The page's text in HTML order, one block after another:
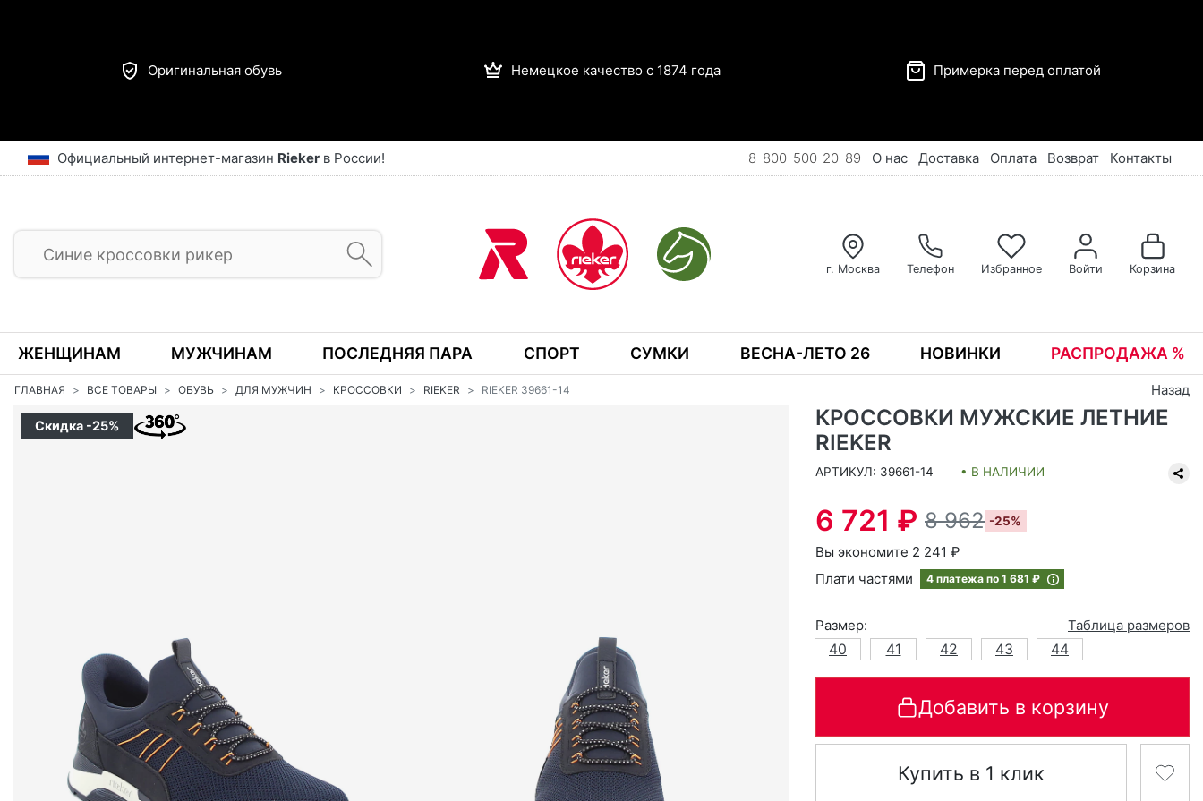
Оригинальная обувь Немецкое качество с 1874 года Примерка перед оплатой
Официальный интернет-магазин Rieker в России! 8-800-500-20-89 О нас Доставка Оплата Возврат Контакты
г. Москва Телефон Избранное Войти Корзина
ЖЕНЩИНАМ МУЖЧИНАМ ПОСЛЕДНЯЯ ПАРА СПОРТ СУМКИ ВЕСНА-ЛЕТО 26 НОВИНКИ РАСПРОДАЖА %
ГЛАВНАЯ ВСЕ ТОВАРЫ ОБУВЬ ДЛЯ МУЖЧИН КРОССОВКИ RIEKER RIEKER 39661-14 Назад
Скидка -25%
КРОССОВКИ МУЖСКИЕ ЛЕТНИЕ
RIEKER
АРТИКУЛ: 39661-14 • В НАЛИЧИИ
6 721 ₽ 8 962 -25%
Вы экономите 2 241 ₽
Плати частями
4 платежа по 1 681 ₽
Размер:
Таблица размеров
40
41 42 43 44
Добавить в корзину
Купить в 1 клик